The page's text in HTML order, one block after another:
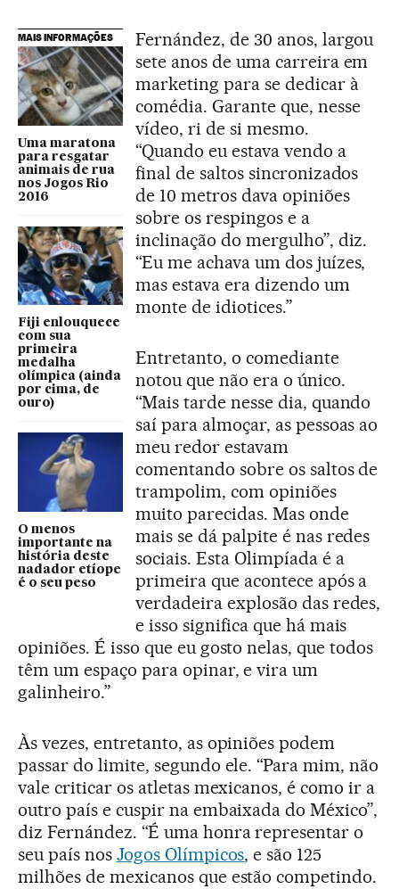
MAIS INFORMAÇÕES
Uma maratona
para resgatar
animais de rua
nos Jogos Rio
2016
Fiji enlouquece
com sua
primeira
medalha
olímpica (ainda
por cima, de
ouro)
O menos
importante na
história deste
nadador etíope
é o seu peso
Fernández, de 30 anos, largou
sete anos de uma carreira em
marketing para se dedicar à
comédia. Garante que, nesse
vídeo, ri de si mesmo.
“Quando eu estava vendo a
final de saltos sincronizados
de 10 metros dava opiniões
sobre os respingos e a
inclinação do mergulho”, diz.
“Eu me achava um dos juízes,
mas estava era dizendo um
monte de idiotices.”
Entretanto, o comediante
notou que não era o único.
“Mais tarde nesse dia, quando
saí para almoçar, as pessoas ao
meu redor estavam
comentando sobre os saltos de
trampolim, com opiniões
muito parecidas. Mas onde
mais se dá palpite é nas redes
sociais. Esta Olimpíada é a
primeira que acontece após a
verdadeira explosão das redes,
e isso significa que há mais
opiniões. É isso que eu gosto nelas, que todos
têm um espaço para opinar, e vira um
galinheiro.”
Às vezes, entretanto, as opiniões podem
passar do limite, segundo ele. “Para mim, não
vale criticar os atletas mexicanos, é como ir a
outro país e cuspir na embaixada do México”,
diz Fernández. “É uma honra representar o
seu país nos Jogos Olímpicos, e são 125
milhões de mexicanos que estão competindo.